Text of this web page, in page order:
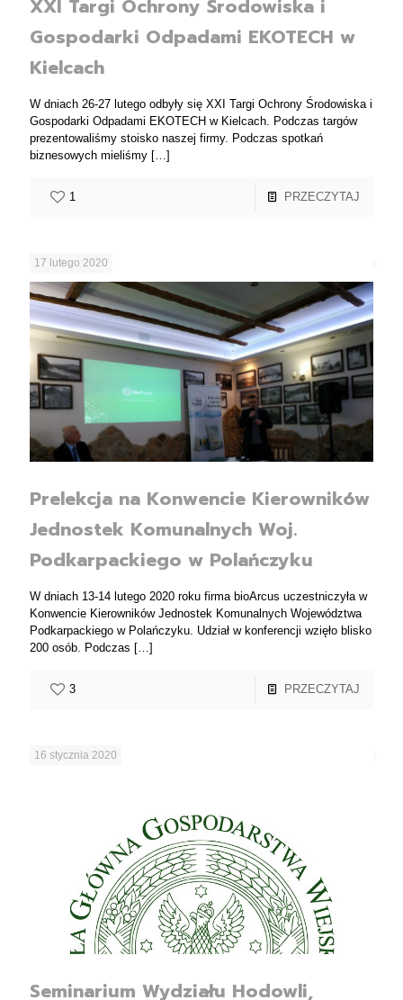
XXI Targi Ochrony Środowiska i
Gospodarki Odpadami EKOTECH w
Kielcach
W dniach 26-27 lutego odbyły się XXI Targi Ochrony Środowiska i
Gospodarki Odpadami EKOTECH w Kielcach. Podczas targów
prezentowaliśmy stoisko naszej firmy. Podczas spotkań
biznesowych mieliśmy […]
1 PRZECZYTAJ
17 lutego 2020
Prelekcja na Konwencie Kierowników
Jednostek Komunalnych Woj.
Podkarpackiego w Polańczyku
W dniach 13-14 lutego 2020 roku firma bioArcus uczestniczyła w
Konwencie Kierowników Jednostek Komunalnych Województwa
Podkarpackiego w Polańczyku. Udział w konferencji wzięło blisko
200 osób. Podczas […]
3 PRZECZYTAJ
16 stycznia 2020
Seminarium Wydziału Hodowli,